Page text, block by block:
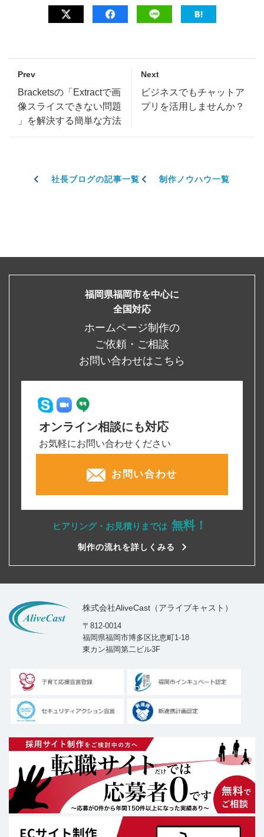
Prev
Bracketsの「Extractで画
像スライスできない問題
」を解決する簡単な方法
Next
ビジネスでもチャットア
プリを活用しませんか？
社長ブログの記事一覧 制作ノウハウ一覧
福岡県福岡市を中心に
全国対応
ホームページ制作の
ご依頼・ご相談
お問い合わせはこちら
オンライン相談にも対応
お気軽にお問い合わせください
お問い合わせ
ヒアリング・お見積りまでは 無料！
制作の流れを詳しくみる
株式会社AliveCast（アライブキャスト）
〒812-0014
福岡県福岡市博多区比恵町1-18
東カン福岡第二ビル3F